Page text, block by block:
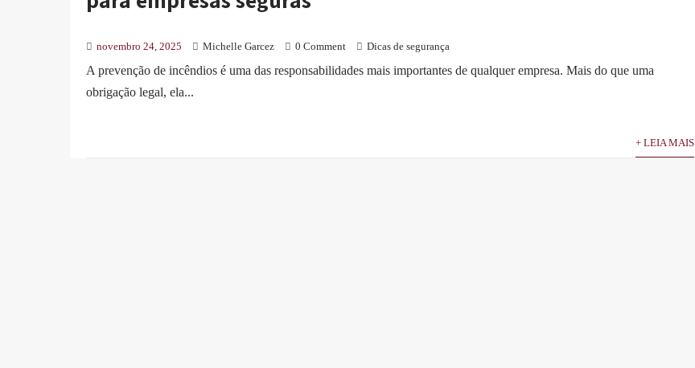
novembro 24, 2025 Michelle Garcez 0 Comment Dicas de segurança
A prevenção de incêndios é uma das responsabilidades mais importantes de qualquer empresa. Mais do que uma
obrigação legal, ela...
+ LEIA MAIS